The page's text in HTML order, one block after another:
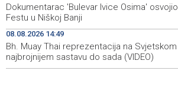
09:17
Požar kod Konjica lokaliziran,
terenu
09:09
U Stupama održan prvi „Gastro
predstavilo raznolikost livanjske
Dokumentarac 'Bulevar Ivice Osima'
Festu u Niškoj Banji
08.08.2026 14:49
Bh. Muay Thai reprezentacija na
najbrojnijem sastavu do sada (VIDEO)